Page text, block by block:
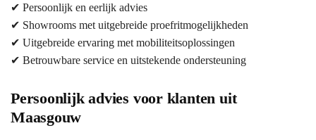
✔ Persoonlijk en eerlijk advies
✔ Showrooms met uitgebreide proefritmogelijkheden
✔ Uitgebreide ervaring met mobiliteitsoplossingen
✔ Betrouwbare service en uitstekende ondersteuning
Persoonlijk advies voor klanten uit
Maasgouw